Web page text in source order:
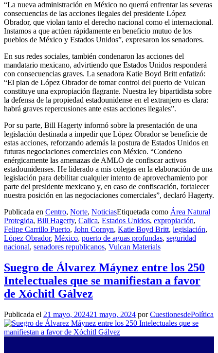
“La nueva administración en México no querrá enfrentar las severas
consecuencias de las acciones ilegales del presidente López
Obrador, que violan tanto el derecho nacional como el internacional.
Instamos a que actúen rápidamente en beneficio mutuo de los
pueblos de México y Estados Unidos”, expresaron los senadores.
En sus redes sociales, también condenaron las acciones del
mandatario mexicano, advirtiendo que Estados Unidos responderá
con consecuencias graves. La senadora Katie Boyd Britt enfatizó:
“El plan de López Obrador de tomar control del puerto de Vulcan
constituye una expropiación flagrante. Nuestra ley bipartidista sobre
la defensa de la propiedad estadounidense en el extranjero es clara:
habrá graves repercusiones ante estas acciones ilegales”.
Por su parte, Bill Hagerty informó sobre la presentación de una
legislación destinada a impedir que López Obrador se beneficie de
estas acciones, reforzando además la postura de Estados Unidos en
futuras negociaciones comerciales con México. “Condeno
enérgicamente las amenazas de AMLO de confiscar activos
estadounidenses. He liderado a mis colegas en la elaboración de una
legislación para debilitar cualquier intento de aprovechamiento por
parte del presidente mexicano y, en caso de confiscación, fortalecer
nuestra posición en las negociaciones comerciales”, declaró Hagerty.
Publicada en Centro, Norte, NoticiasEtiquetada como Área Natural
Protegida, Bill Hagerty, Calica, Estados Unidos, expropiación,
Felipe Carrillo Puerto, John Cornyn, Katie Boyd Britt, legislación,
López Obrador, México, puerto de aguas profundas, seguridad
nacional, senadores republicanos, Vulcan Materials
Suegro de Álvarez Máynez entre los 250
Intelectuales que se manifiestan a favor
de Xóchitl Gálvez
Publicada el 21 mayo, 202421 mayo, 2024 porCuestionesdePolítica